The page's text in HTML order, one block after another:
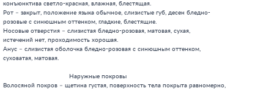
конъюнктива светло-красная, влажная, блестящая.
Рот – закрыт, положение языка обычное, слизистые губ, десен бледно-
розовые с синюшным оттенком, гладкие, блестящие.
Носовые отверстия – слизистая бледно-розовая, матовая, сухая,
истечений нет, проходимость хорошая.
Анус – слизистая оболочка бледно-розовая с синюшным оттенком,
суховатая, матовая.
                                    Наружные покровы
Волосяной покров – щетина густая, поверхность тела покрыта равномерно,